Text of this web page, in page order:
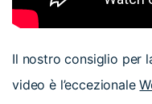
Il nostro consiglio per
video è l’eccezionale